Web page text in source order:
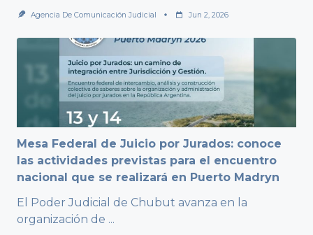
Agencia De Comunicación Judicial Jun 2, 2026
Mesa Federal de Juicio por Jurados: conoce
las actividades previstas para el encuentro
nacional que se realizará en Puerto Madryn
El Poder Judicial de Chubut avanza en la
organización de ...